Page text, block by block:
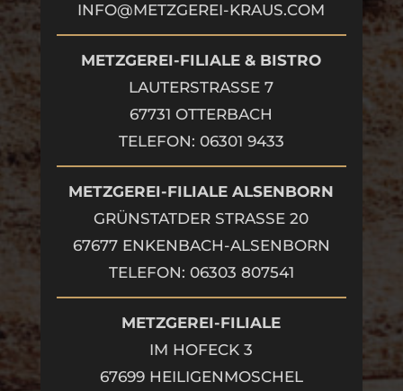
INFO@METZGEREI-KRAUS.COM
METZGEREI-FILIALE & BISTRO
LAUTERSTRASSE 7
67731 OTTERBACH
TELEFON: 06301 9433
METZGEREI-FILIALE ALSENBORN
GRÜNSTATDER STRASSE 20
67677 ENKENBACH-ALSENBORN
TELEFON: 06303 807541
METZGEREI-FILIALE
IM HOFECK 3
67699 HEILIGENMOSCHEL